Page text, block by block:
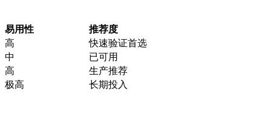
易用性
推荐度
高
快速验证首选
中
已可用
高
生产推荐
极高 长期投入